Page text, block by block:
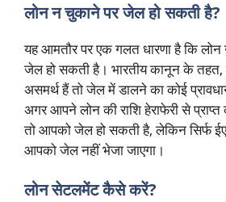
लोन न चुकाने पर जेल हो सकती है?
यह आमतौर पर एक गलत धारणा है कि
जेल हो सकती है। भारतीय कानून के
असमर्थ हैं तो जेल में डालने का कोई
अगर आपने लोन की राशि हेराफेरी से प्राप्त
तो आपको जेल हो सकती है, लेकिन सिर्फ
आपको जेल नहीं भेजा जाएगा।
लोन सेटलमेंट कैसे करें?